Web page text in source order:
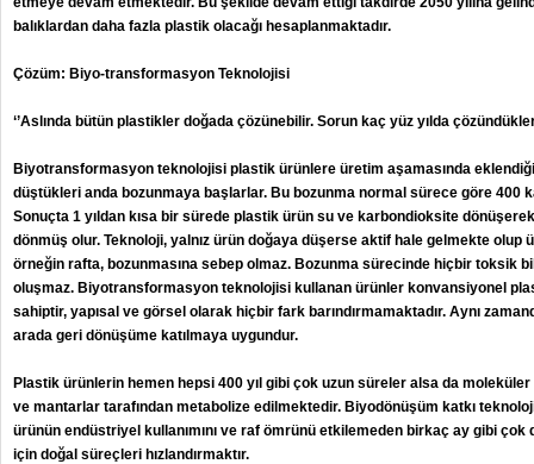
balıklardan daha fazla plastik olacağı hesaplanmaktadır.
Çözüm: Biyo-transformasyon Teknolojisi
‘’Aslında bütün plastikler doğada çözünebilir. Sorun kaç yüz yılda
Biyotransformasyon teknolojisi plastik ürünlere üretim aşamasında
düştükleri anda bozunmaya başlarlar. Bu bozunma normal sürece göre 400
Sonuçta 1 yıldan kısa bir sürede plastik ürün su ve karbondioksite
dönmüş olur. Teknoloji, yalnız ürün doğaya düşerse aktif hale gelmekte olup
örneğin rafta, bozunmasına sebep olmaz. Bozunma sürecinde hiçbir toksik
oluşmaz. Biyotransformasyon teknolojisi kullanan ürünler konvansiyonel
sahiptir, yapısal ve görsel olarak hiçbir fark barındırmamaktadır. Aynı
arada geri dönüşüme katılmaya uygundur.
Plastik ürünlerin hemen hepsi 400 yıl gibi çok uzun süreler alsa da
ve mantarlar tarafından metabolize edilmektedir. Biyodönüşüm katkı
ürünün endüstriyel kullanımını ve raf ömrünü etkilemeden birkaç ay gibi
için doğal süreçleri hızlandırmaktır.